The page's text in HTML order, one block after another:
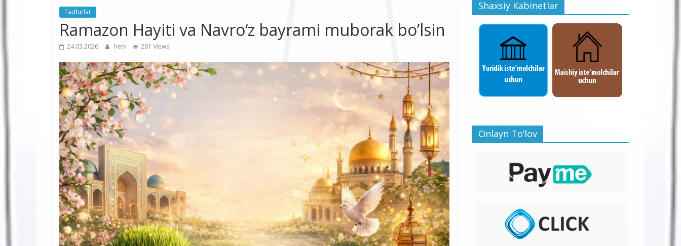
Tadbirlar
Ramazon Hayiti va Navro‘z bayrami muborak bo’lsin
24.03.2026 hetk 281 Views
Shaxsiy Kabinetlar
Onlayn To’lov